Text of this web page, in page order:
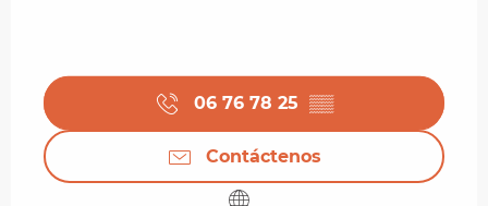
06 76 78 25 ▒▒
Contáctenos